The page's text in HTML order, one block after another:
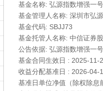
基金名称: 弘源指数增强一
基金管理人名称: 深圳市弘
基金代码: SBJJ73
基金托管人名称: 中信证券
公告依据: 弘源指数增强一
基金合同生效日 : 2025-11-
收益分配基准日 : 2026-04-
基准日单位净值（除权除息